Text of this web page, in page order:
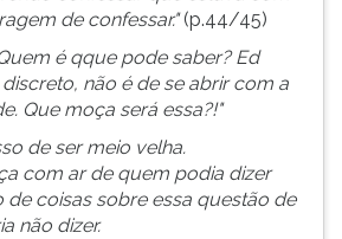
de confessar."(p.44/45)
é qque pode saber? Ed
não é de se abrir com a
Que moça será essa?!"
de ser meio velha.
com ar de quem podia dizer
de coisas sobre essa questão de
não dizer.